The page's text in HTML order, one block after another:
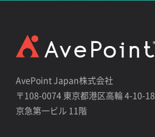
AvePoint Japan株式会社
〒108-0074 東京都港区高輪 4-10-18
京急第一ビル 11階